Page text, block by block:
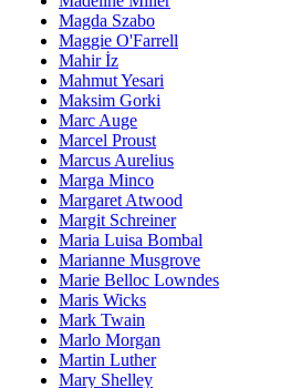
Magda Szabo
Maggie O'Farrell
Mahir İz
Mahmut Yesari
Maksim Gorki
Marc Auge
Marcel Proust
Marcus Aurelius
Marga Minco
Margaret Atwood
Margit Schreiner
Maria Luisa Bombal
Marianne Musgrove
Marie Belloc Lowndes
Maris Wicks
Mark Twain
Marlo Morgan
Martin Luther
Mary Shelley